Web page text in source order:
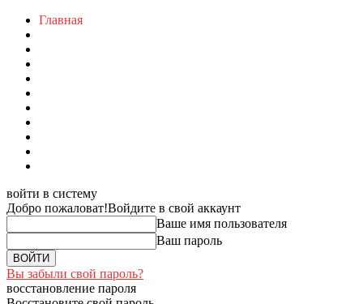
Главная
войти в систему
Добро пожаловат!Войдите в свой аккаунт
Ваше имя пользователя
Ваш пароль
Вы забыли свой пароль?
восстановление пароля